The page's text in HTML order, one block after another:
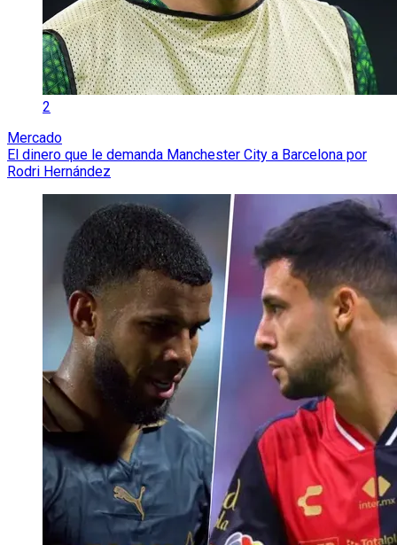
2
Mercado
El dinero que le demanda Manchester City a Barcelona por
Rodri Hernández